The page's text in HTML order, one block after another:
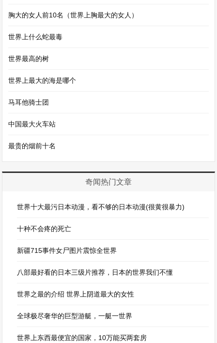
胸大的女人前10名（世界上胸最大的女人）
世界上什么蛇最毒
世界最高的树
世界上最大的海是哪个
马耳他骑士团
中国最大火车站
最贵的烟前十名
奇闻热门文章
世界十大最污日本动漫，看不够的日本动漫(很黄很暴力)
十种不会疼的死亡
新疆715事件女尸图片震惊全世界
八部最好看的日本三级片推荐，日本的世界我们不懂
世界之最的介绍 世界上阴道最大的女性
全球极尽奢华的巨型游艇，一艇一世界
世界上东西最便宜的国家，10万能买两套房